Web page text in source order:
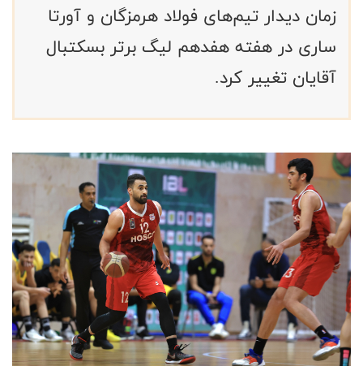
زمان دیدار تیم‌های فولاد هرمزگان و آورتا
ساری در هفته هفدهم لیگ برتر بسکتبال
آقایان تغییر کرد.